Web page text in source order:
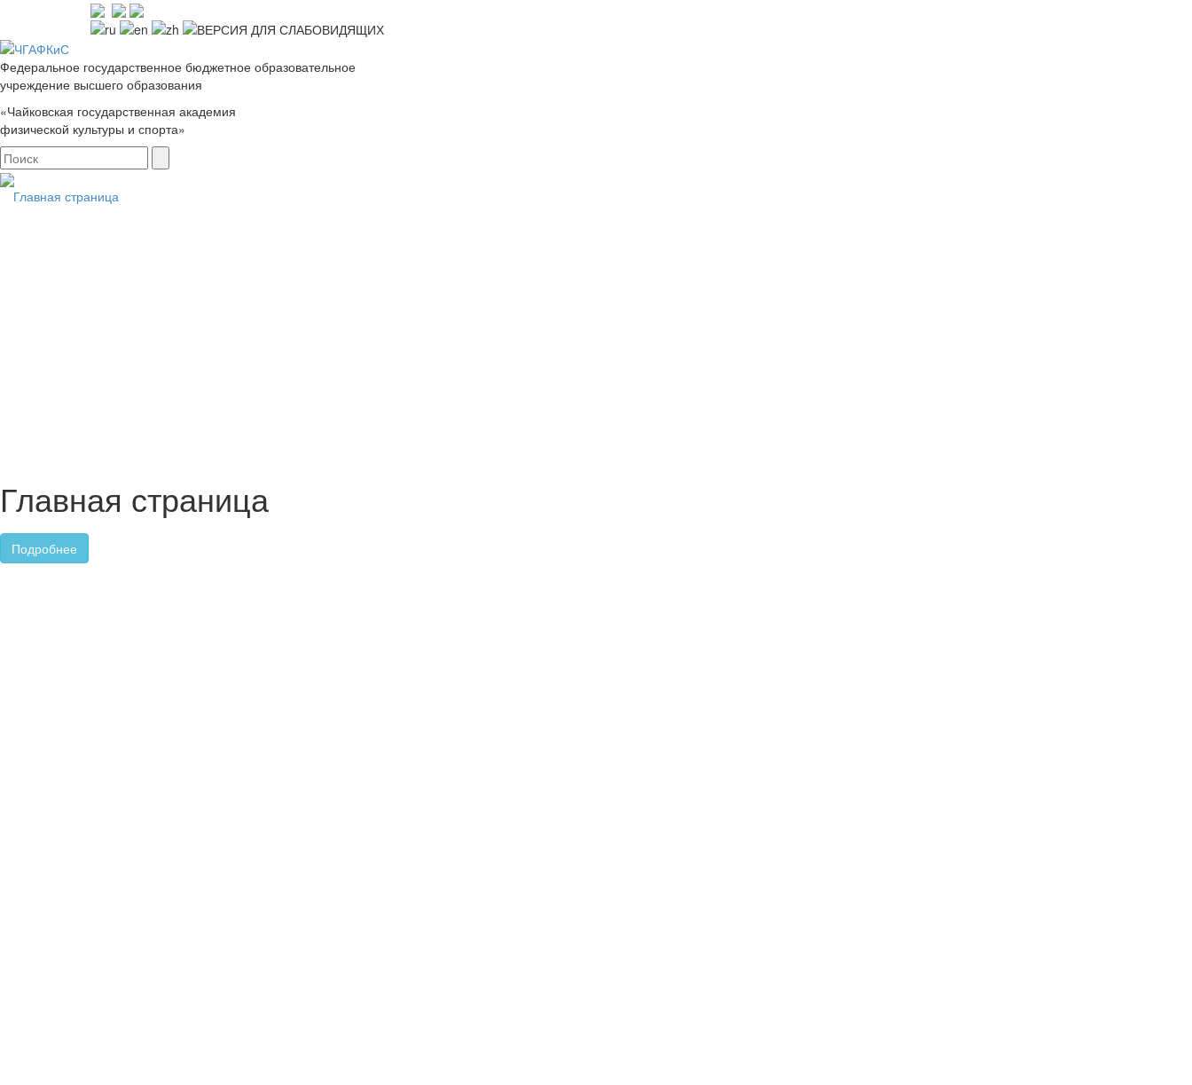
Федеральное государственное бюджетное образовательное
учреждение высшего образования
«Чайковская государственная академия
физической культуры и спорта»
Главная страница
Главная страница
Подробнее